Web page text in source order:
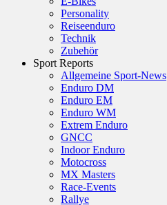
Personality
Reiseenduro
Technik
Zubehör
Sport Reports
Allgemeine Sport-News
Enduro DM
Enduro EM
Enduro WM
Extrem Enduro
GNCC
Indoor Enduro
Motocross
MX Masters
Race-Events
Rallye